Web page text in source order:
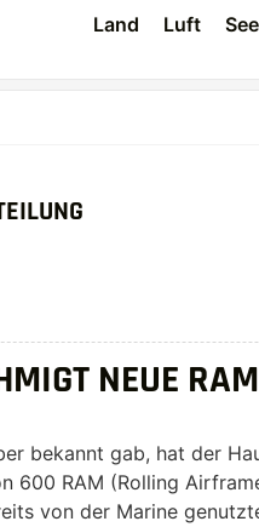
Land Luft See
NEUE
bekannt gab, hat der
600 RAM (Rolling
von der Marine